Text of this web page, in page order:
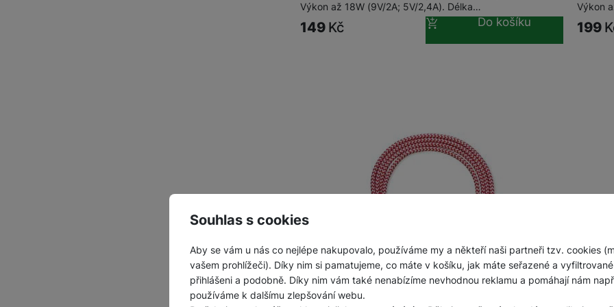
Souhlas s cookies
Aby se vám u nás co nejlépe nakupovalo, používáme my a někteří naši partneři tzv. cookies
vašem prohlížeči). Díky nim si pamatujeme, co máte v košíku, jak máte seřazené a
přihlášeni a podobně. Díky nim vám také nenabízíme nevhodnou reklamu a pomáhají nám
používáme k dalšímu zlepšování webu.
Jednorázové baterie
Výkon až 18W (9V/2A; 5V/2,4A). Délka…
149 Kč Do košíku
Výkon
199
CUBE1 nylon datový kabel USB USB-C, 2m, Red
Skladem na 23 prodejnách